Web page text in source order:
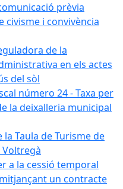
prèvia
civisme i convivència
de la
en els actes
del sòl
número 24 - Taxa per
la deixalleria municipal
la Taula de Turisme de
Voltregà
a la cessió temporal
un contracte